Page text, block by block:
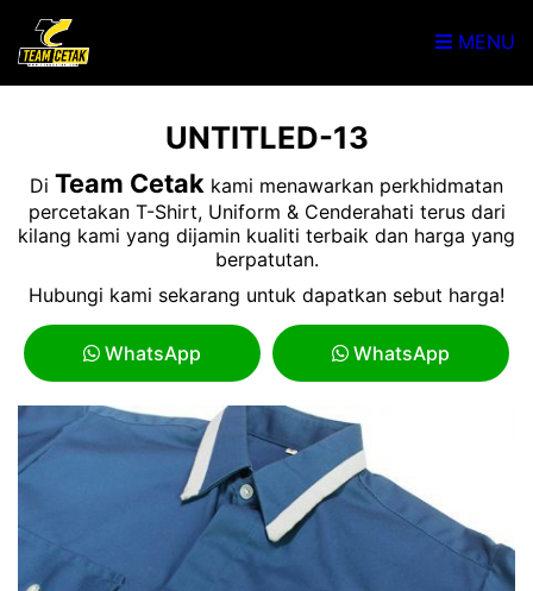
MENU
UNTITLED-13
Di Team Cetak kami menawarkan perkhidmatan
percetakan T-Shirt, Uniform & Cenderahati terus dari
kilang kami yang dijamin kualiti terbaik dan harga yang
berpatutan.
Hubungi kami sekarang untuk dapatkan sebut harga!
WhatsApp WhatsApp